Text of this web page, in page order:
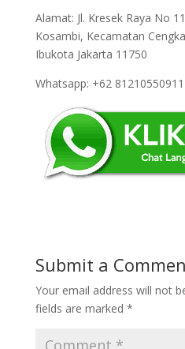
Alamat: Jl. Kresek Raya No
Kosambi, Kecamatan
Ibukota Jakarta 11750
Whatsapp: +62 81210550911
Submit a
Your email address will not
fields are marked *